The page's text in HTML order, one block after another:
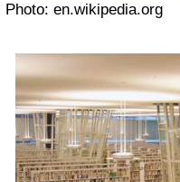
Photo: en.wikipedia.org